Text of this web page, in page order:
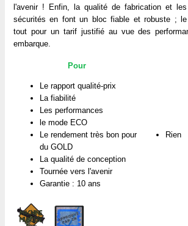
l'avenir ! Enfin, la qualité de fabrication et les
sécurités en font un bloc fiable et robuste ; le
tout pour un tarif justifié au vue des
embarque.
Pour
Le rapport qualité-prix
La fiabilité
Les performances
le mode ECO
Le rendement très bon pour
du GOLD
La qualité de conception
Tournée vers l'avenir
Garantie : 10 ans
Rien